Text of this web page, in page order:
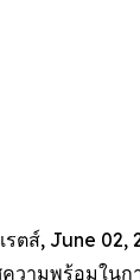
รตส์, June
วามพร้อมในก